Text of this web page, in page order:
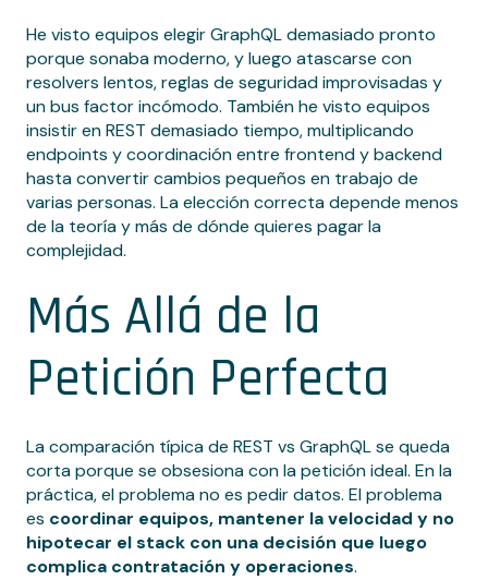
He visto equipos elegir GraphQL demasiado pronto
porque sonaba moderno, y luego atascarse con
resolvers lentos, reglas de seguridad improvisadas y
un bus factor incómodo. También he visto equipos
insistir en REST demasiado tiempo, multiplicando
endpoints y coordinación entre frontend y backend
hasta convertir cambios pequeños en trabajo de
varias personas. La elección correcta depende menos
de la teoría y más de dónde quieres pagar la
complejidad.
Más Allá de la
Petición Perfecta
La comparación típica de REST vs GraphQL se queda
corta porque se obsesiona con la petición ideal. En la
práctica, el problema no es pedir datos. El problema
es coordinar equipos, mantener la velocidad y no
hipotecar el stack con una decisión que luego
complica contratación y operaciones.